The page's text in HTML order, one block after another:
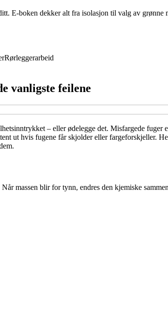
E-boken dekker alt fra isolasjon til valg av grønne
Rørleggerarbeid
vanligste feilene
– eller ødelegge det. Misfargede fuger
ut hvis fugene får skjolder eller fargeforskjeller.
massen blir for tynn, endres den kjemiske